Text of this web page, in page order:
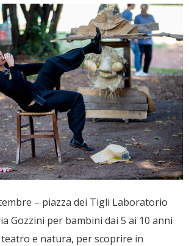
– piazza dei Tigli Laboratorio
Gozzini per bambini dai 5 ai 10 anni
e natura, per scoprire in